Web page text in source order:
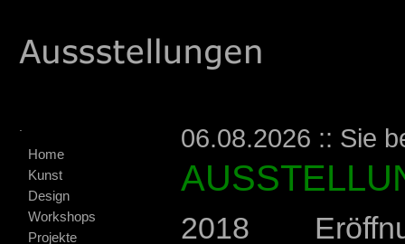
Home
Kunst
Design
Workshops
Projekte
06.08.2026 :: Sie
2018